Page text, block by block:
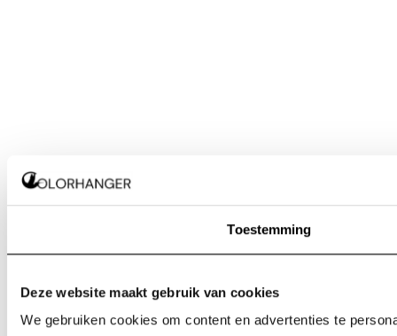
Toestemming
Deze website maakt gebruik van cookies
We gebruiken cookies om content en advertenties te